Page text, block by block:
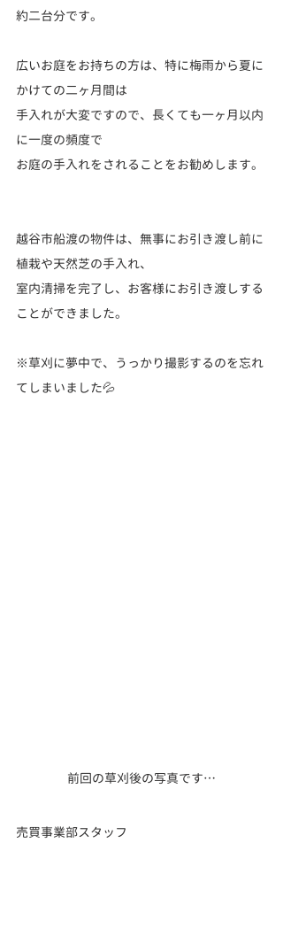
約二台分です。
広いお庭をお持ちの方は、特に梅雨から夏に
かけての二ヶ月間は
手入れが大変ですので、長くても一ヶ月以内
に一度の頻度で
お庭の手入れをされることをお勧めします。
越谷市船渡の物件は、無事にお引き渡し前に
植栽や天然芝の手入れ、
室内清掃を完了し、お客様にお引き渡しする
ことができました。
※草刈に夢中で、うっかり撮影するのを忘れ
てしまいました💦
前回の草刈後の写真です…
売買事業部スタッフ